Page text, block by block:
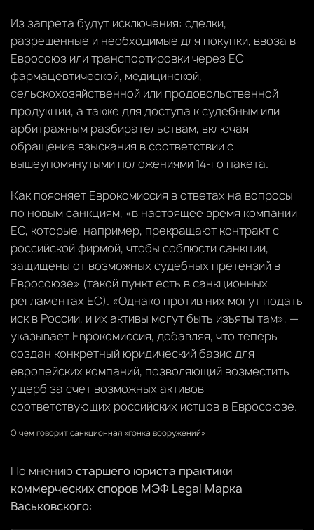
Из запрета будут исключения: сделки,
разрешенные и необходимые для покупки, ввоза в
Евросоюз или транспортировки через ЕС
фармацевтической, медицинской,
сельскохозяйственной или продовольственной
продукции, а также для доступа к судебным или
арбитражным разбирательствам, включая
обращение взыскания в соответствии с
вышеупомянутыми положениями 14-го пакета.
Как поясняет Еврокомиссия в ответах на вопросы
по новым санкциям, «в настоящее время компании
ЕС, которые, например, прекращают контракт с
российской фирмой, чтобы соблюсти санкции,
защищены от возможных судебных претензий в
Евросоюзе» (такой пункт есть в санкционных
регламентах ЕС). «Однако против них могут подать
иск в России, и их активы могут быть изъяты там», —
указывает Еврокомиссия, добавляя, что теперь
создан конкретный юридический базис для
европейских компаний, позволяющий возместить
ущерб за счет возможных активов
соответствующих российских истцов в Евросоюзе.
О чем говорит санкционная «гонка вооружений»
По мнениюстаршего юриста практики
коммерческих споров МЭФ Legal Марка
Васьковского: